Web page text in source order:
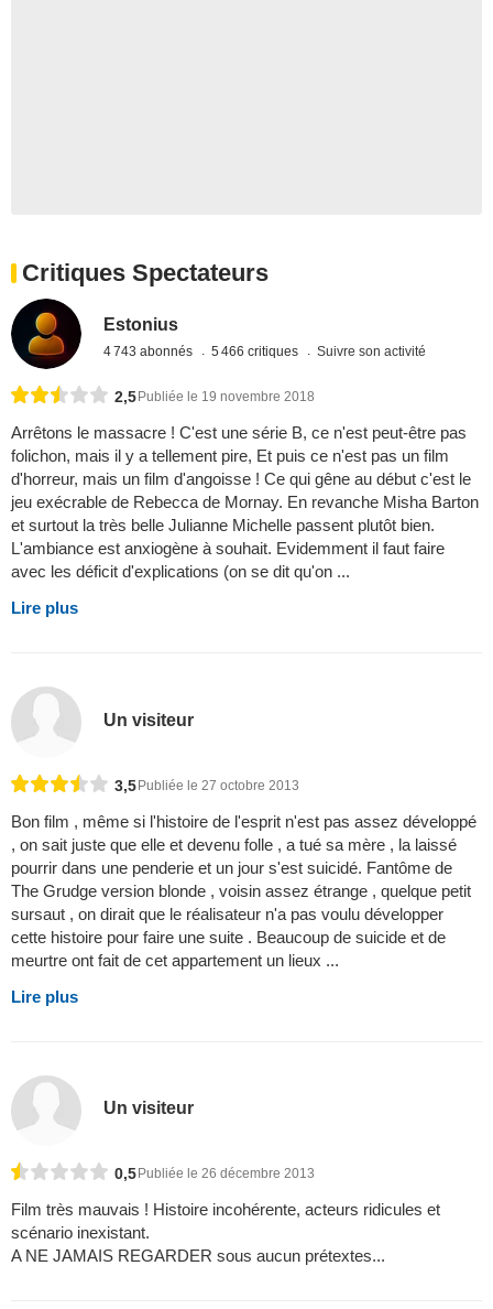
Critiques Spectateurs
Estonius
4 743 abonnés 5 466 critiques Suivre son activité
2,5 Publiée le 19 novembre 2018
Arrêtons le massacre ! C'est une série B, ce n'est peut-être pas
folichon, mais il y a tellement pire, Et puis ce n'est pas un film
d'horreur, mais un film d'angoisse ! Ce qui gêne au début c'est le
jeu exécrable de Rebecca de Mornay. En revanche Misha Barton
et surtout la très belle Julianne Michelle passent plutôt bien.
L'ambiance est anxiogène à souhait. Evidemment il faut faire
avec les déficit d'explications (on se dit qu'on ...
Lire plus
Un visiteur
3,5Publiée le 27 octobre 2013
Bon film , même si l'histoire de l'esprit n'est pas assez développé
, on sait juste que elle et devenu folle , a tué sa mère , la laissé
pourrir dans une penderie et un jour s'est suicidé. Fantôme de
The Grudge version blonde , voisin assez étrange , quelque petit
sursaut , on dirait que le réalisateur n'a pas voulu développer
cette histoire pour faire une suite . Beaucoup de suicide et de
meurtre ont fait de cet appartement un lieux ...
Lire plus
Un visiteur
0,5Publiée le 26 décembre 2013
Film très mauvais ! Histoire incohérente, acteurs ridicules et
scénario inexistant.
A NE JAMAIS REGARDER sous aucun prétextes...